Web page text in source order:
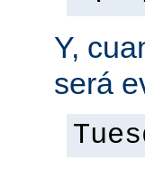
Y,
será